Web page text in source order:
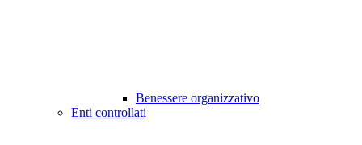
Benessere organizzativo
Enti controllati